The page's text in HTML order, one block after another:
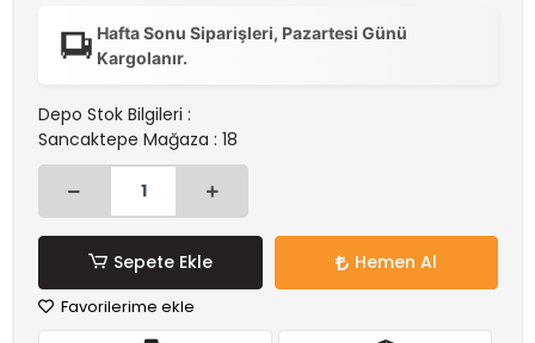
Hafta Sonu Siparişleri, Pazartesi Günü
Kargolanır.
Depo Stok Bilgileri :
Sancaktepe Mağaza : 18
Sepete Ekle Hemen Al
Favorilerime ekle